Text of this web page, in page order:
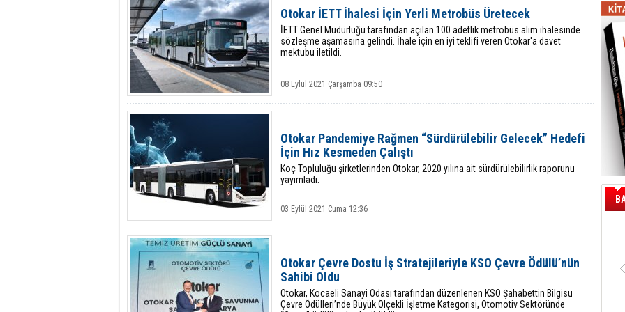
Otokar İETT İhalesi İçin Yerli Metrobüs Üretecek
İETT Genel Müdürlüğü tarafından açılan 100 adetlik metrobüs alım ihalesinde
sözleşme aşamasına gelindi. İhale için en iyi teklifi veren Otokar'a davet
mektubu iletildi.
08 Eylül 2021 Çarşamba 09:50
Otokar Pandemiye Rağmen “Sürdürülebilir Gelecek” Hedefi
İçin Hız Kesmeden Çalıştı
Koç Topluluğu şirketlerinden Otokar, 2020 yılına ait sürdürülebilirlik raporunu
yayımladı.
03 Eylül 2021 Cuma 12:36
Otokar Çevre Dostu İş Stratejileriyle KSO Çevre Ödülü’nün
Sahibi Oldu
Otokar, Kocaeli Sanayi Odası tarafından düzenlenen KSO Şahabettin Bilgisu
Çevre Ödülleri’nde Büyük Ölçekli İşletme Kategorisi, Otomotiv Sektöründe